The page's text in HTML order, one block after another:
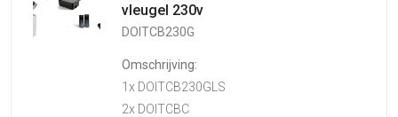
vleugel 230v
DOITCB230G
Omschrijving:
1x DOITCB230GLS
2x DOITCBC